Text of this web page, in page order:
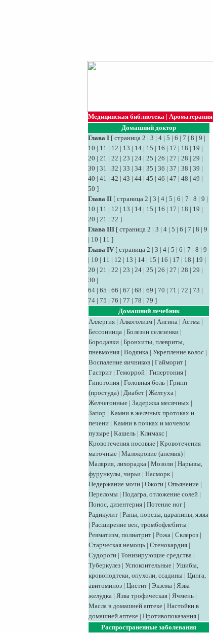
Медицинская библиотека | Ароматерапия
Домашний доктор
Глава I [ страница 2 | 3 | 4 | 5 | 6 | 7 | 8 | 9 |
10 | 11 | 12 | 13 | 14 | 15 | 16 | 17 | 18 | 19 |
20 | 21 | 22 | 23 | 24 | 25 | 26 | 27 | 28 | 29 |
30 | 31 | 32 | 33 | 34 | 35 | 36 | 37 | 38 | 39 |
40 | 41 | 42 | 43 | 44 | 45 | 46 | 47 | 48 | 49 |
50 ]
Глава II [ страница 2 | 3 | 4 | 5 | 6 | 7 | 8 | 9 |
10 | 11 | 12 | 13 | 14 | 15 | 16 | 17 | 18 | 19 |
20 | 21 | 22 ]
Глава III [ страница 2 | 3 | 4 | 5 | 6 | 7 | 8 | 9
| 10 | 11 ]
Глава IV [ страница 2 | 3 | 4 | 5 | 6 | 7 | 8 | 9
| 10 | 11 | 12 | 13 | 14 | 15 | 16 | 17 | 18 | 19 |
20 | 21 | 22 | 23 | 24 | 25 | 26 | 27 | 28 | 29 |
30 |
64 | 65 | 66 | 67 | 68 | 69 | 70 | 71 | 72 | 73 |
74 | 75 | 76 | 77 | 78 | 79 ]
Домашний лечебник
Аллергия | Алкоголизм | Ангина | Астма |
Бессонница | Болезни селезенки |
Бородавки | Бронхиты, плевриты,
пневмония | Водянка | Укрепление волос |
Воспаление яичников | Гайморит |
Гастрит | Геморрой | Гипертония |
Гипотония | Головная боль | Грипп
(простуда) | Диабет | Желтуха |
Желчегонные | Задержка месячных |
Запор | Камни в желчных протоках и
печени | Камни в почках и мочевом
пузыре | Кашель | Климакс |
Кровотечения носовые | Кровотечения
маточные | Малокровие (анемия) |
Малярия, лихорадка | Мозоли | Нарывы,
фурункулы, чирьи | Насморк |
Недержание мочи | Ожоги | Опьянение |
Переломы | Подагра, отложение солей |
Понос, дизентерия | Потение ног |
Радикулит | Раны, порезы, царапины, язвы
| Расширение вен, тромбофлебиты |
Ревматизм, полиатрит | Рожа | Склероз |
Старческая немощь | Стенокардия |
Судороги | Тонизирующие средства |
Туберкулез | Успокоительные | Ушибы,
кровоподтеки, опухоли, ссадины | Цинга,
авитоминоз | Цистит | Экзема | Язва
желудка | Язва трофическая | Ячмень |
Масла в домашней аптеке | Настойки в
домашней аптеке | Противопоказания |
Распространенные заболевания